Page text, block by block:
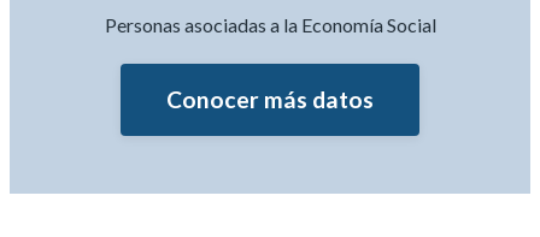
Personas asociadas a la Economía Social
Conocer más datos